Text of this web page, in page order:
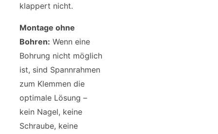
klappert nicht.
Montage ohne
Bohren: Wenn eine
Bohrung nicht möglich
ist, sind Spannrahmen
zum Klemmen die
optimale Lösung –
kein Nagel, keine
Schraube, keine